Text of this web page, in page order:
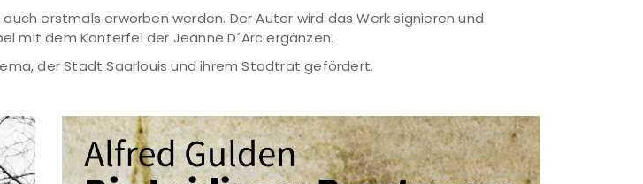
erstmals erworben werden. Der Autor wird das Werk signieren und
mit dem Konterfei der Jeanne D´Arc ergänzen.
der Stadt Saarlouis und ihrem Stadtrat gefördert.